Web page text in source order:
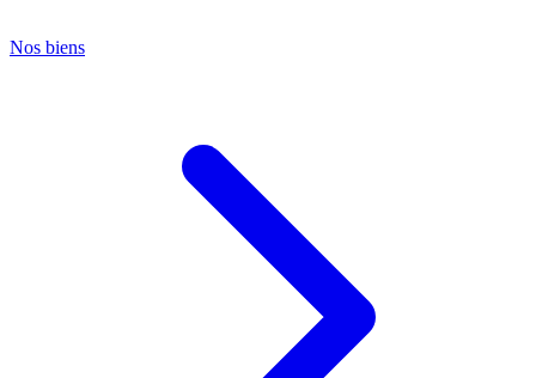
Nos biens